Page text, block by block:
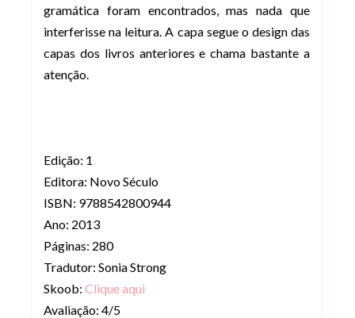
gramática foram encontrados, mas nada que
interferisse na leitura. A capa segue o design das
capas dos livros anteriores e chama bastante a
atenção.
Edição: 1
Editora: Novo Século
ISBN: 9788542800944
Ano: 2013
Páginas: 280
Tradutor: Sonia Strong
Skoob: Clique aqui
Avaliação: 4/5